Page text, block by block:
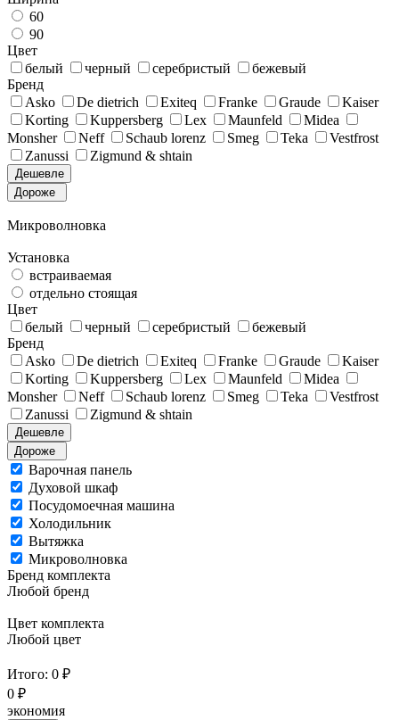
60
90
Цвет
белый
черный серебристый
бежевый
Бренд
Asko
De dietrich Exiteq Franke Graude
Kaiser
Korting
Kuppersberg Lex Maunfeld
Midea
Monsher
Neff Schaub lorenz Smeg Teka
Vestfrost
Zanussi
Zigmund & shtain
Дешевле
Дороже
Микроволновка
Установка
встраиваемая
отдельно стоящая
Цвет
белый
черный серебристый
бежевый
Бренд
Asko
De dietrich Exiteq Franke Graude
Kaiser
Korting
Kuppersberg Lex Maunfeld
Midea
Monsher
Neff Schaub lorenz Smeg Teka
Vestfrost
Zanussi
Zigmund & shtain
Дешевле
Дороже
Варочная панель
Духовой шкаф
Посудомоечная машина
Холодильник
Вытяжка
Микроволновка
Бренд комплекта
Любой бренд
Цвет комплекта
Любой цвет
Итого: 0 ₽
0 ₽
экономия